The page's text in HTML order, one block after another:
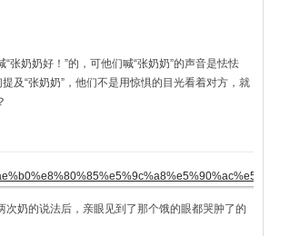
奶奶好！”的，可他们喊“张奶奶”的声音是怯怯
及“张奶奶”，他们不是用惊惧的目光看着对方，就
奶的说法后，亲眼见到了那个饿的眼都哭肿了的